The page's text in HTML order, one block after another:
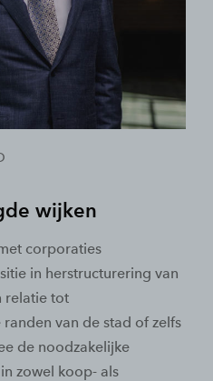
wijken
corporaties
in herstructurering van
relatie tot
van de stad of zelfs
de noodzakelijke
zowel koop- als